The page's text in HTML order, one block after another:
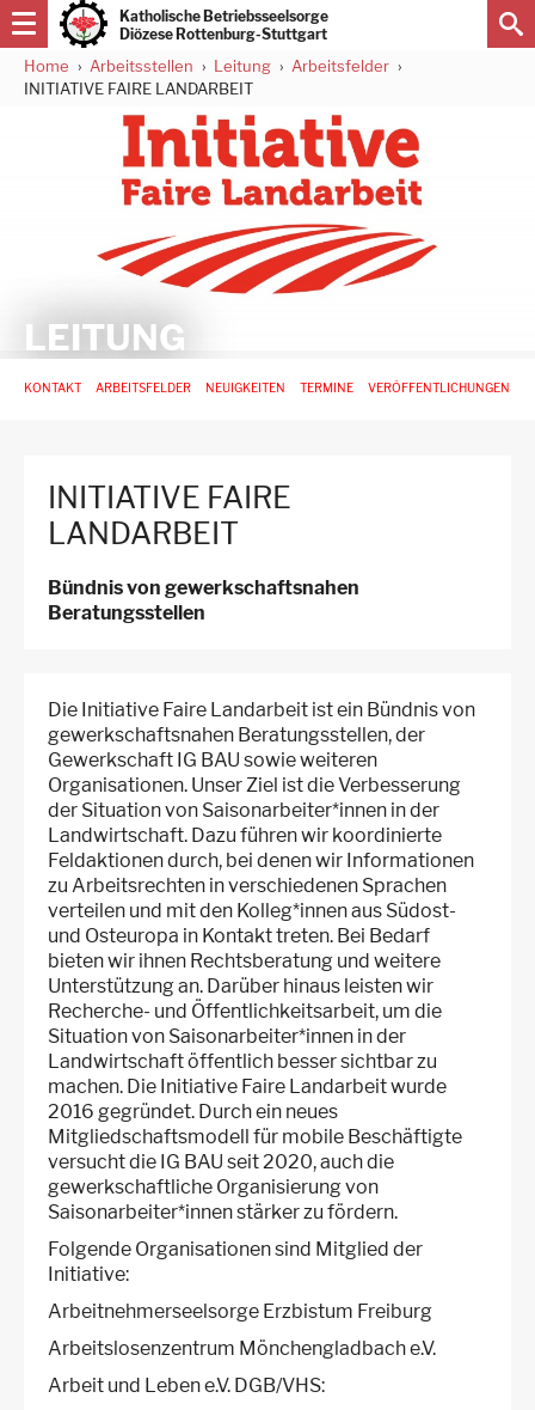
Direkt
zum
Inhalt
Katholische Betriebsseelsorge
Diözese Rottenburg-Stuttgart
Pfadnavigation
Home Arbeitsstellen Leitung
Arbeitsfelder
INITIATIVE FAIRE LANDARBEIT
LEITUNG
Hauptnavigation
KONTAKT ARBEITSFELDER NEUIGKEITEN TERMINE VERÖFFENTLICHUNGEN
INITIATIVE FAIRE
LANDARBEIT
Bündnis von gewerkschaftsnahen
Beratungsstellen
Die Initiative Faire Landarbeit ist ein Bündnis von
gewerkschaftsnahen Beratungsstellen, der
Gewerkschaft IG BAU sowie weiteren
Organisationen. Unser Ziel ist die Verbesserung
der Situation von Saisonarbeiter*innen in der
Landwirtschaft. Dazu führen wir koordinierte
Feldaktionen durch, bei denen wir Informationen
zu Arbeitsrechten in verschiedenen Sprachen
verteilen und mit den Kolleg*innen aus Südost-
und Osteuropa in Kontakt treten. Bei Bedarf
bieten wir ihnen Rechtsberatung und weitere
Unterstützung an. Darüber hinaus leisten wir
Recherche- und Öffentlichkeitsarbeit, um die
Situation von Saisonarbeiter*innen in der
Landwirtschaft öffentlich besser sichtbar zu
machen. Die Initiative Faire Landarbeit wurde
2016 gegründet. Durch ein neues
Mitgliedschaftsmodell für mobile Beschäftigte
versucht die IG BAU seit 2020, auch die
gewerkschaftliche Organisierung von
Saisonarbeiter*innen stärker zu fördern.
Folgende Organisationen sind Mitglied der
Initiative:
Arbeitnehmerseelsorge Erzbistum Freiburg
Arbeitslosenzentrum Mönchengladbach e.V.
Arbeit und Leben e.V. DGB/VHS: